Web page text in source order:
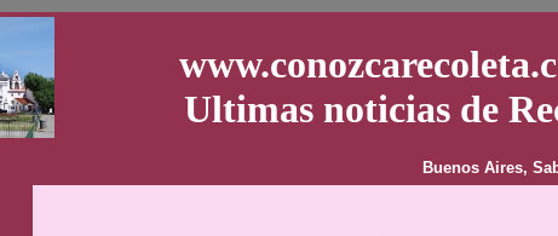
Ultimas noticias de
Buenos Aires,